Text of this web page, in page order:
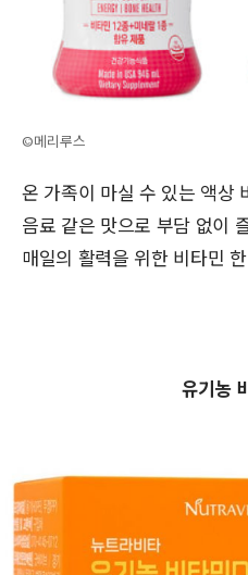
©메리루스
온 가족이 마실 수 있는 액상
음료 같은 맛으로 부담 없이
매일의 활력을 위한 비타민
유기농